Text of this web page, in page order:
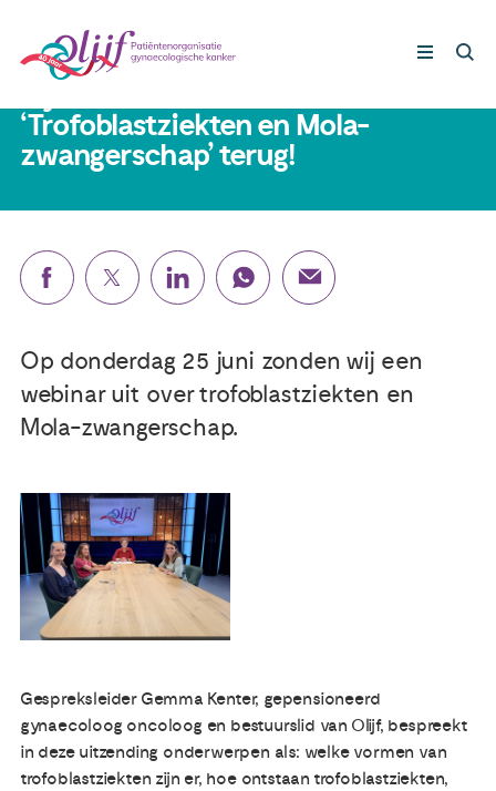
Nieuws
Agenda
Publicaties
Ervaringsdeskundigheid
Contact
Gynaecologische kankers
Lotgenoten
Leven met/na kanker
29 juni 2026
‘Trofoblastziekten en Mola-
zwangerschap’ terug!
Op donderdag 25 juni zonden wij een
webinar uit over trofoblastziekten en
Mola-zwangerschap.
Gespreksleider Gemma Kenter, gepensioneerd
gynaecoloog oncoloog en bestuurslid van Olijf, bespreekt
in deze uitzending onderwerpen als: welke vormen van
trofoblastziekten zijn er, hoe ontstaan trofoblastziekten,